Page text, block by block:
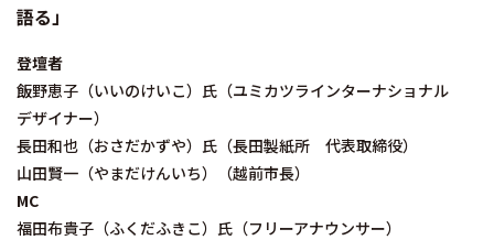
語る」
登壇者
飯野恵子（いいのけいこ）氏（ユミカツラインターナショナル
デザイナー）
長田和也（おさだかずや）氏（長田製紙所 代表取締役）
山田賢一（やまだけんいち）（越前市長）
MC
福田布貴子（ふくだふきこ）氏（フリーアナウンサー）